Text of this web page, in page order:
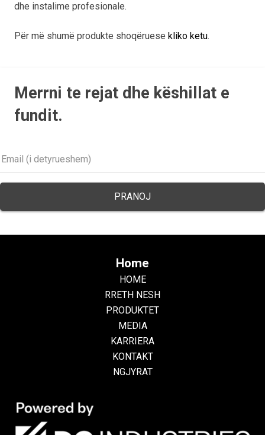
dhe instalime profesionale.
Për më shumë produkte shoqëruese kliko ketu.
Merrni te rejat dhe këshillat e
fundit.
Home
HOME
RRETH NESH
PRODUKTET
MEDIA
KARRIERA
KONTAKT
NGJYRAT